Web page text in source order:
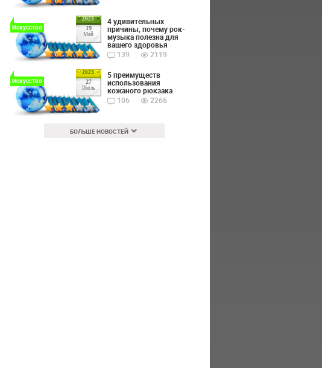
2023
19
Май
Искусство
4 удивительных
причины, почему рок-
музыка полезна для
вашего здоровья
139
2119
2023
27
Июль
Искусство
5 преимуществ
использования
кожаного рюкзака
106
2266
БОЛЬШЕ НОВОСТЕЙ